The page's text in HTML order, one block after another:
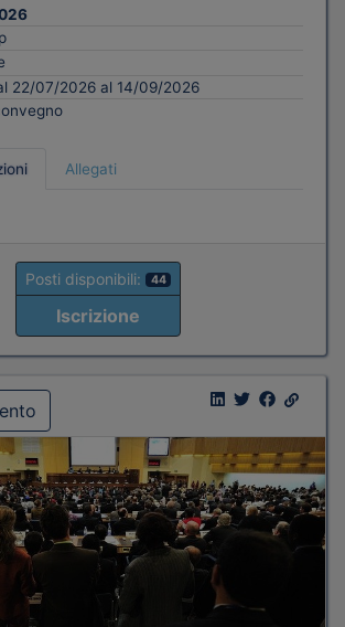
22/07/2026 al 14/09/2026
Allegati
Posti disponibili: 44
Iscrizione